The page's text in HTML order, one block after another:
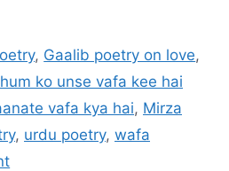
, Gaalib poetry on love,
hum ko unse vafa kee hai
vafa kya hai, Mirza
, urdu poetry, wafa